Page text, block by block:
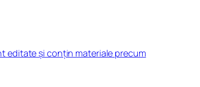
editate și conțin materiale precum